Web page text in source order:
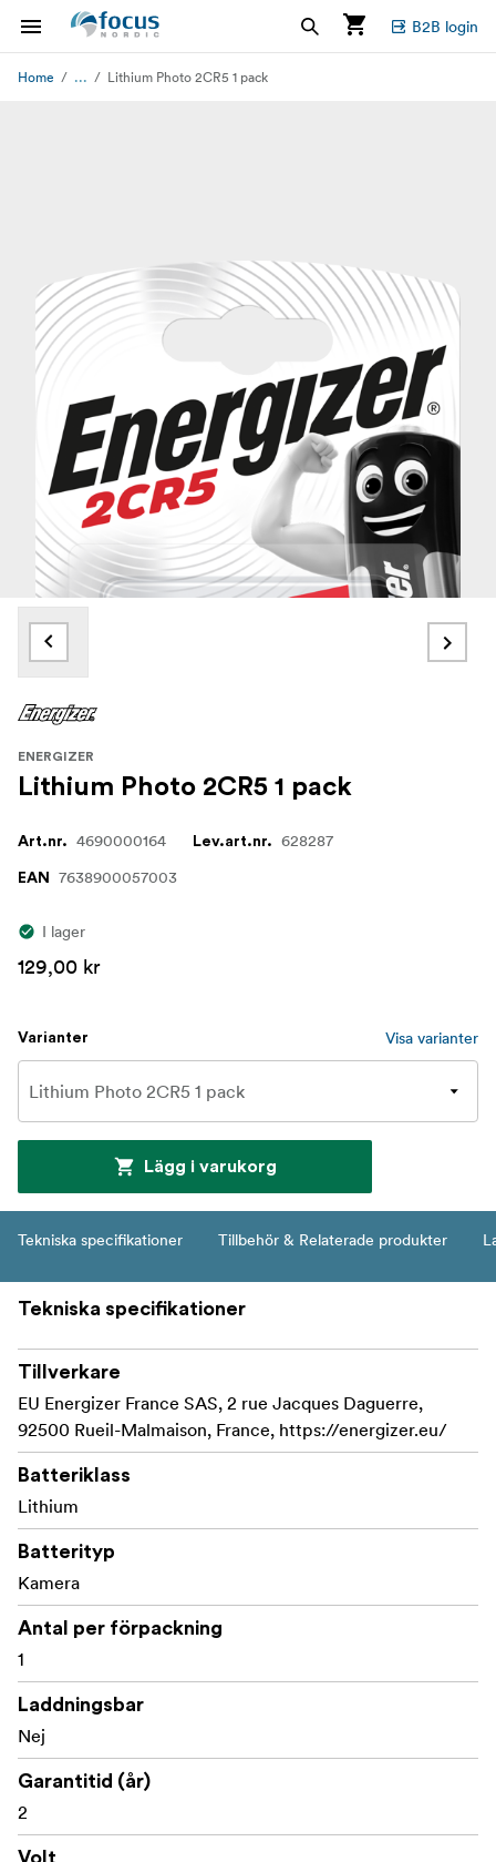
B2B login
Home ... Lithium Photo 2CR5 1 pack
ENERGIZER
Lithium Photo 2CR5 1 pack
Art.nr. 4690000164 Lev.art.nr. 628287
EAN 7638900057003
I lager
129,00 kr
Varianter Visa varianter
Lägg i varukorg
Tekniska specifikationer Tillbehör & Relaterade produkter
Tekniska specifikationer
Tillverkare
EU Energizer France SAS, 2 rue Jacques Daguerre,
92500 Rueil-Malmaison, France, https://energizer.eu/
Batteriklass
Lithium
Batterityp
Kamera
Antal per förpackning
1
Laddningsbar
Nej
Garantitid (år)
2
Volt